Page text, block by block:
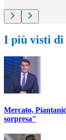
I più visti di
Mercato,
sorpresa"